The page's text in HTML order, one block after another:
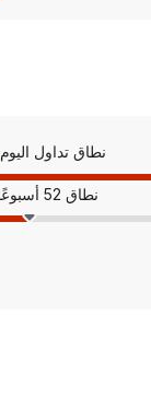
نطاق تداول اليوم
نطاق 52 أسبوعًا